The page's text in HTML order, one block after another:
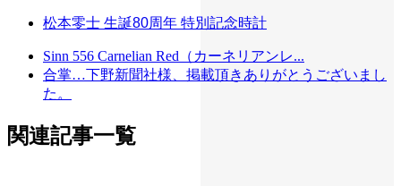
松本零士 生誕80周年 特別記念時計
Sinn 556 Carnelian Red（カーネリアンレ...
合掌…下野新聞社様、掲載頂きありがとうございまし
た。
関連記事一覧